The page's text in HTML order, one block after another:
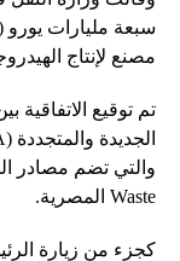
مصنع لإنتاج
تم توقيع الاتفاقية
Waste المصرية.
كجزء من زيارة